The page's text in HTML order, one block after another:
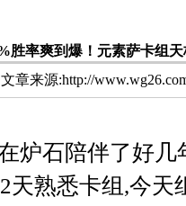
胜率爽到爆！元素萨卡组
文章来源:http://
炉石陪伴了好
天熟悉卡组,今天